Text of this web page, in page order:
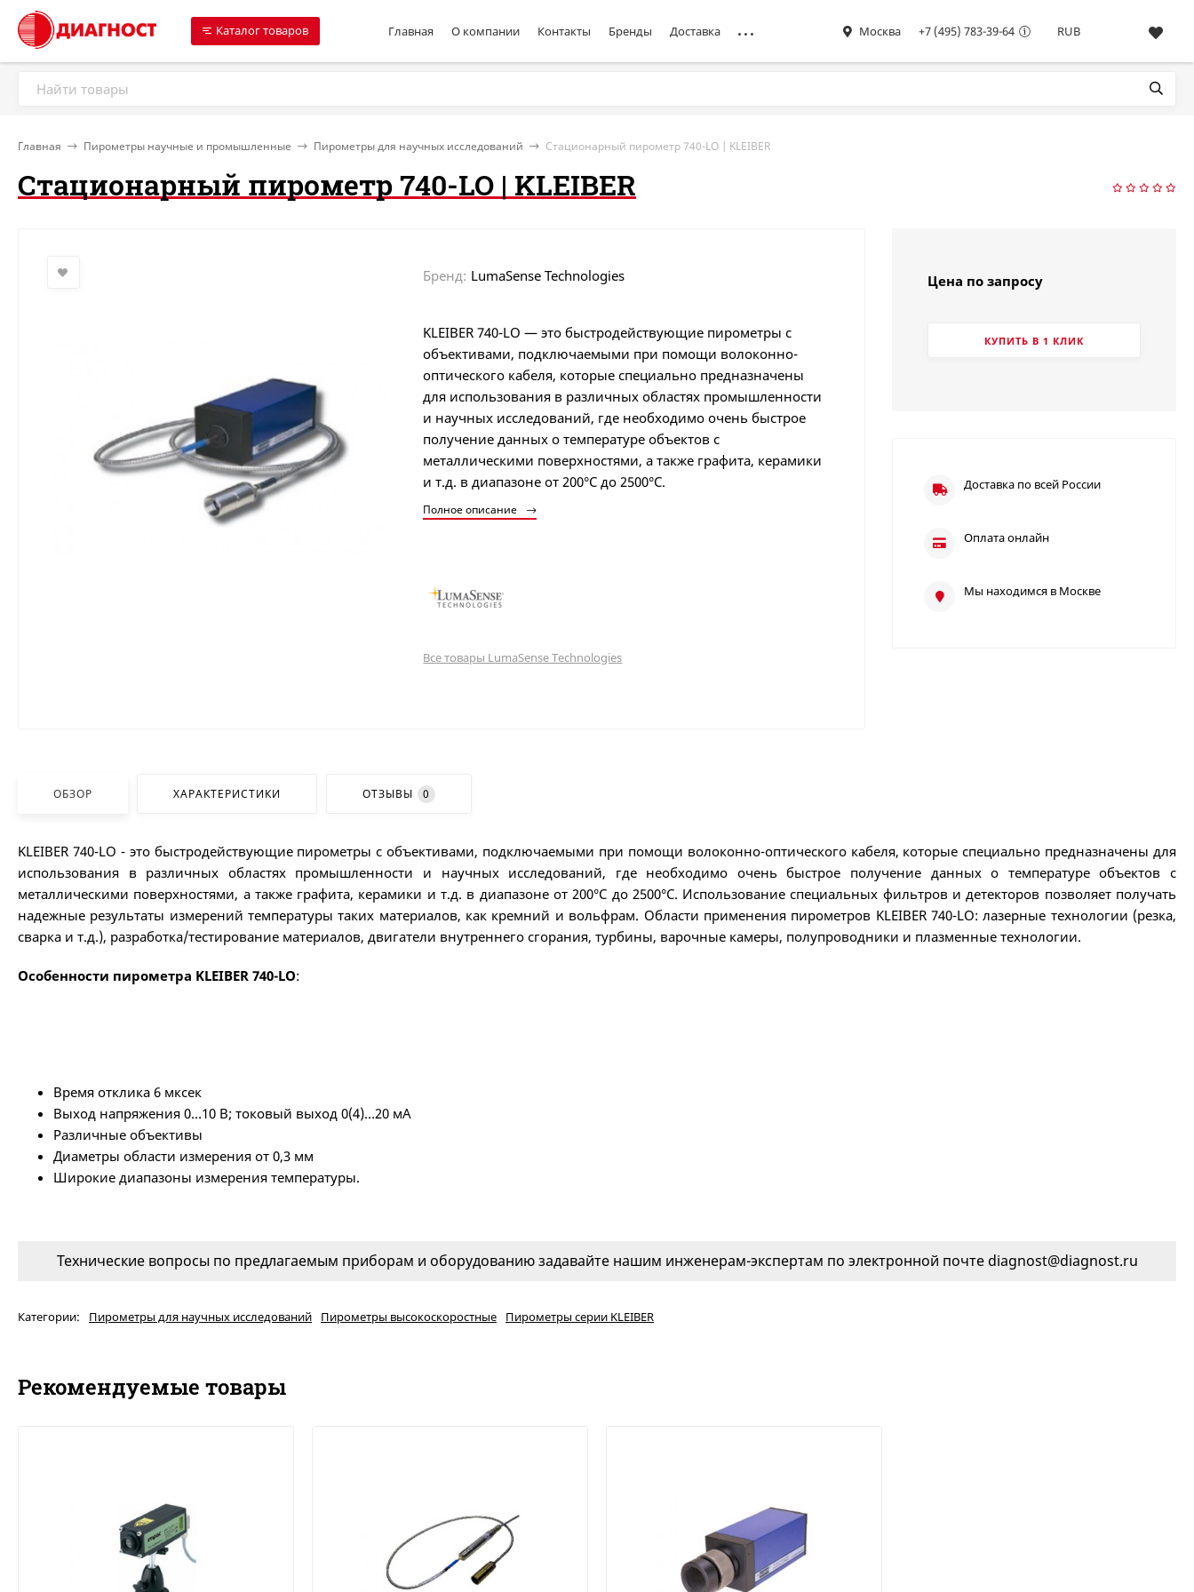
Каталог товаров Главная О компании Контакты Бренды Доставка Москва +7 (495) 783-39-64 RUB
Главная Пирометры научные и промышленные Пирометры для научных исследований Стационарный пирометр 740-LO | KLEIBER
Стационарный пирометр 740-LO | KLEIBER
Бренд: LumaSense Technologies
KLEIBER 740-LO — это быстродействующие пирометры c
объективами, подключаемыми при помощи волоконно-
оптического кабеля, которые специально предназначены
для использования в различных областях промышленности
и научных исследований, где необходимо очень быстрое
получение данных о температуре объектов с
металлическими поверхностями, а также графита, керамики
и т.д. в диапазоне от 200°C до 2500°C.
Полное описание
Все товары LumaSense Technologies
Цена по запросу
КУПИТЬ В 1 КЛИК
Доставка по всей России
Оплата онлайн
Мы находимся в Москве
ОБЗОР ХАРАКТЕРИСТИКИ ОТЗЫВЫ 0
KLEIBER 740-LO - это быстродействующие пирометры c объективами, подключаемыми при помощи волоконно-оптического кабеля, которые специально предназначены для
использования в различных областях промышленности и научных исследований, где необходимо очень быстрое получение данных о температуре объектов с
металлическими поверхностями, а также графита, керамики и т.д. в диапазоне от 200°C до 2500°C. Использование специальных фильтров и детекторов позволяет получать
надежные результаты измерений температуры таких материалов, как кремний и вольфрам. Области применения пирометров KLEIBER 740-LO: лазерные технологии (резка,
сварка и т.д.), разработка/тестирование материалов, двигатели внутреннего сгорания, турбины, варочные камеры, полупроводники и плазменные технологии.
Особенности пирометра KLEIBER 740-LO:
Время отклика 6 мксек
Выход напряжения 0…10 В; токовый выход 0(4)…20 мА
Различные объективы
Диаметры области измерения от 0,3 мм
Широкие диапазоны измерения температуры.
Технические вопросы по предлагаемым приборам и оборудованию задавайте нашим инженерам-экспертам по электронной почте diagnost@diagnost.ru
Категории: Пирометры для научных исследований Пирометры высокоскоростные Пирометры серии KLEIBER
Рекомендуемые товары